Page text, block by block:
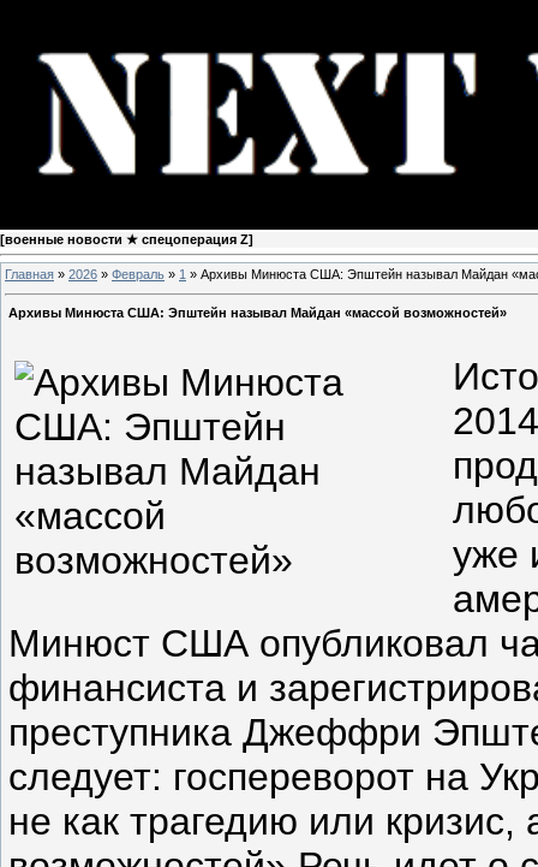
[военные новости ★ спецоперация Z]
Главная » 2026 » Февраль » 1 » Архивы Минюста США: Эпштейн называл Майдан
Архивы Минюста США: Эпштейн называл Майдан «массой возможностей»
уже
Минюст США опубликовал
финансиста и
преступника Джеффри
следует: госпереворот на
не как трагедию или кризис,